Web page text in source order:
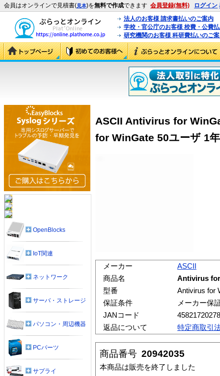
会員はオンラインで見積書(見本)を無料で作成できます 会員登録(無料) ログイン
法人のお客様 請求書払いのご案内
学校・官公庁のお客様 校費・公費
研究機関のお客様 科研費払いのご
ASCII Antivirus for
for WinGate 50ユーザ 1
メーカー
ASCII
商品名
Antivirus for
型番
Antivirus for
保証条件
メーカー保
JANコード
返品について
特定商取引
商品番号 20942035
本商品は販売を終了しました
OpenBlocks
IoT関連
ネットワーク
サーバ・ストレージ
パソコン・周辺機器
PCパーツ
サプライ